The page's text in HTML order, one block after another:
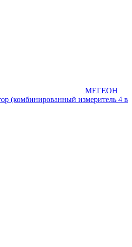
МЕГЕОН
(комбинированный измеритель 4 в